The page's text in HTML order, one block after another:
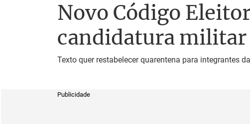
Novo Código
candidatura militar
Texto quer restabelecer quarentena para integrantes
Publicidade